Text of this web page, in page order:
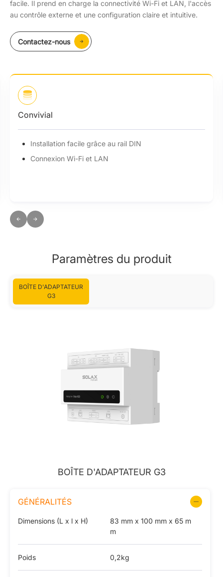
facile. Il prend en charge la connectivité Wi-Fi et LAN, l'accès
au contrôle externe et une configuration claire et intuitive.
Contactez-nous
Convivial
Installation facile grâce au rail DIN
Connexion Wi-Fi et LAN
Paramètres du produit
BOÎTE D'ADAPTATEUR
G3
BOÎTE D'ADAPTATEUR G3
GÉNÉRALITÉS
Dimensions (L x l x H)
83 mm x 100 mm x 65 m
m
Poids 0,2kg